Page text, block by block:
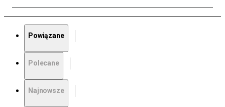
Powiązane
Polecane
Najnowsze